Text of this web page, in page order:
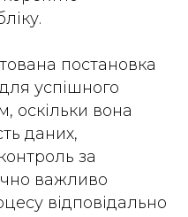
постановка
успішного
оскільки вона
даних,
за
важливо
відповідально